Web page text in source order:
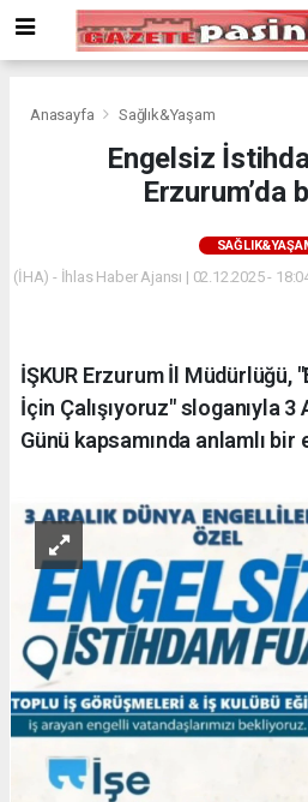
Bonusu
Veren
deneme
siteler
Veren
Siteler
Anasayfa Sağlık&Yaşam
Engelsiz
Erzurum’da
(İHA) - İhlas Haber Ajansı | 02.12.2025 -
İŞKUR Erzurum İl Müdürlüğü,
İçin Çalışıyoruz" sloganıyla 3
Günü kapsamında anlamlı